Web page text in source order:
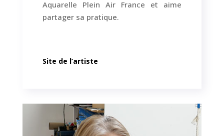
Aquarelle Plein Air France et aime
partager sa pratique.
Site de l’artiste